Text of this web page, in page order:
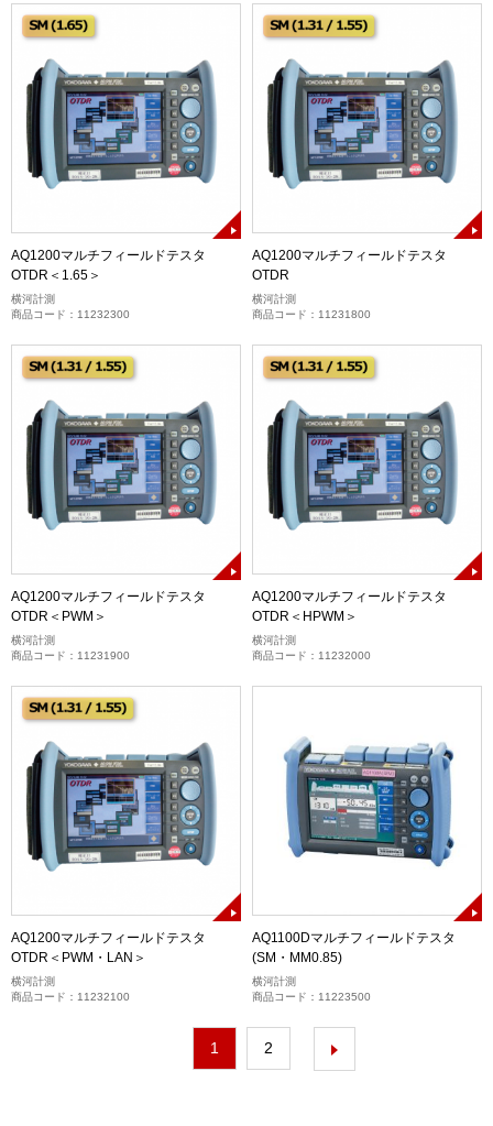
AQ1200マルチフィールドテスタ
OTDR＜1.65＞
横河計測
商品コード：11232300
AQ1200マルチフィールドテスタ
OTDR
横河計測
商品コード：11231800
AQ1200マルチフィールドテスタ
OTDR＜PWM＞
横河計測
商品コード：11231900
AQ1200マルチフィールドテスタ
OTDR＜HPWM＞
横河計測
商品コード：11232000
AQ1200マルチフィールドテスタ
OTDR＜PWM・LAN＞
横河計測
商品コード：11232100
AQ1100Dマルチフィールドテスタ
(SM・MM0.85)
横河計測
商品コード：11223500
1 2